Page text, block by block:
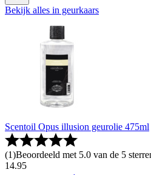
Bekijk alles in geurkaars
Scentoil Opus illusion geurolie 475ml
(1)Beoordeeld met 5.0 van de 5
14.95